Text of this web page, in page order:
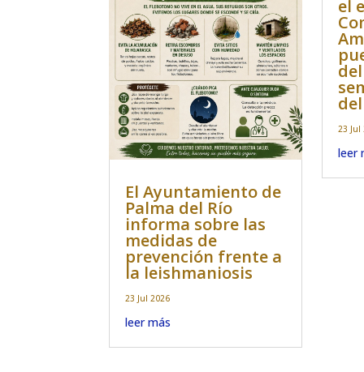
El Ayuntamiento de
Palma del Río
informa sobre las
medidas de
prevención frente a
la leishmaniosis
23 Jul 2026
leer más
el
23 Jul
leer